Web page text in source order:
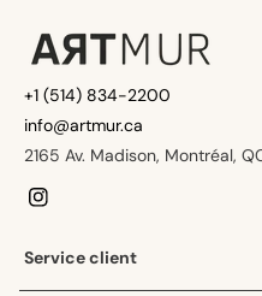
+1 (514) 834-2200
info@artmur.ca
2165 Av. Madison, Montréal,
Service client